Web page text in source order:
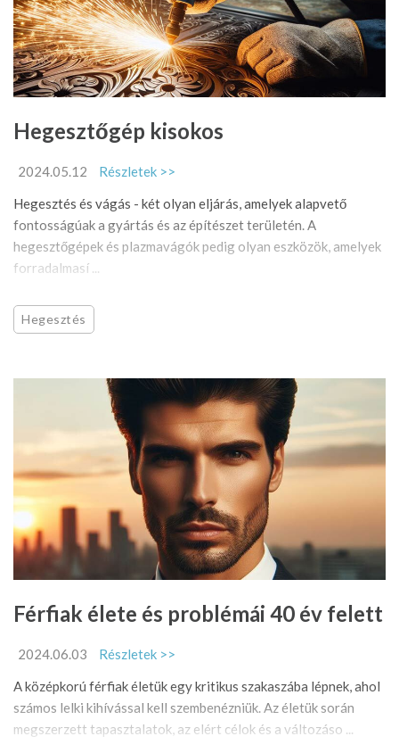
Hegesztőgép kisokos
2024.05.12
Részletek >>
Hegesztés és vágás - két olyan eljárás, amelyek alapvető
fontosságúak a gyártás és az építészet területén. A
hegesztőgépek és plazmavágók pedig olyan eszközök, amelyek
forradalmasí ...
Hegesztés
Férfiak élete és problémái 40 év felett
2024.06.03
Részletek >>
A középkorú férfiak életük egy kritikus szakaszába lépnek, ahol
számos lelki kihívással kell szembenézniük. Az életük során
megszerzett tapasztalatok, az elért célok és a változáso ...